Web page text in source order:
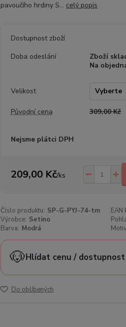
pavoučího hrdiny S... celý popis
Dostupnost zboží
Doba odeslání
Zboží
Na
Velikost
Původní cena 309,00 Kč
Nejsme plátci DPH
209,00 Kč/ks
Číslo produktu: SP-G-PYJ-74-tm EAN
Výrobce: Setino
Barva: Modrá
🐶Hlídat cenu / dostupnost
Do oblíbených